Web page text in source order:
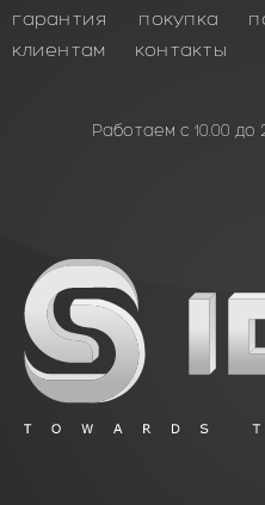
гарантия
покупка
клиентам
контакты
Работаем с 10.00